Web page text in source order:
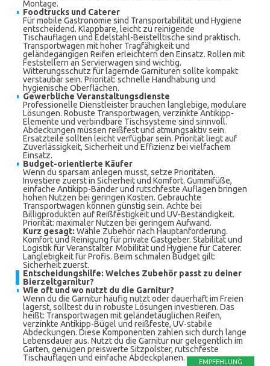
Montage.
Foodtrucks und Caterer
Für mobile Gastronomie sind Transportabilität und Hygiene
entscheidend. Klappbare, leicht zu reinigende
Tischauflagen und Edelstahl-Beistelltische sind praktisch.
Transportwagen mit hoher Tragfähigkeit und
geländegängigen Reifen erleichtern den Einsatz. Rollen mit
Feststellern an Servierwagen sind wichtig.
Witterungsschutz für lagernde Garnituren sollte kompakt
verstaubar sein. Priorität: schnelle Handhabung und
hygienische Oberflächen.
Gewerbliche Veranstaltungsdienste
Professionelle Dienstleister brauchen langlebige, modulare
Lösungen. Robuste Transportwagen, verzinkte Antikipp-
Elemente und verbindbare Tischsysteme sind sinnvoll.
Abdeckungen müssen reißfest und atmungsaktiv sein.
Ersatzteile sollten leicht verfügbar sein. Priorität liegt auf
Zuverlässigkeit, Sicherheit und Effizienz bei vielfachem
Einsatz.
Budget-orientierte Käufer
Wenn du sparsam anlegen musst, setze Prioritäten.
Investiere zuerst in Sicherheit und Komfort. Gummifüße,
einfache Antikipp-Bänder und rutschfeste Auflagen bringen
hohen Nutzen bei geringen Kosten. Gebrauchte
Transportwagen können günstig sein. Achte bei
Billigprodukten auf Reißfestigkeit und UV-Beständigkeit.
Priorität: maximaler Nutzen bei geringem Aufwand.
Kurz gesagt: Wähle Zubehör nach Hauptanforderung.
Komfort und Reinigung für private Gastgeber. Stabilität und
Logistik für Veranstalter. Mobilität und Hygiene für Caterer.
Langlebigkeit für Profis. Beim schmalen Budget gilt:
Sicherheit zuerst.
Entscheidungshilfe: Welches Zubehör passt zu deiner
Bierzeltgarnitur?
Wie oft und wo nutzt du die Garnitur?
Wenn du die Garnitur häufig nutzt oder dauerhaft im Freien
lagerst, solltest du in robuste Lösungen investieren. Das
heißt: Transportwagen mit geländetauglichen Reifen,
verzinkte Antikipp-Bügel und reißfeste, UV-stabile
Abdeckungen. Diese Komponenten zahlen sich durch lange
Lebensdauer aus. Nutzt du die Garnitur nur gelegentlich im
Garten, genügen preiswerte Sitzpolster, rutschfeste
Tischauflagen und einfache Abdeckplanen.
EMPFEHLUNG